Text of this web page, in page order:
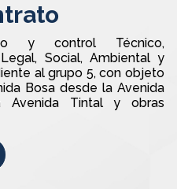
y control Técnico,
Social, Ambiental y
al grupo 5, con objeto
Bosa desde la Avenida
Avenida Tintal y obras